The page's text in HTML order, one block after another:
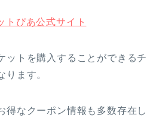
トぴあ公式サイト
ットを購入することができるチ
ります。
得なクーポン情報も多数存在し